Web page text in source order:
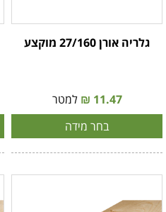
גלריה אורן 27/160 מוקצע
11.47 ₪
למטר
בחר מידה